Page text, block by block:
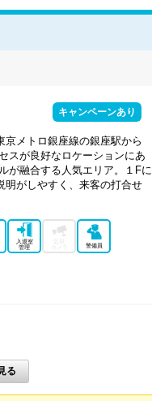
キャンペーンあり
京メトロ銀座線の銀座駅から
スが良好なロケーションにあ
が融合する人気エリア。１Fに
明がしやすく、来客の打合せ
入退室
管理
警備員